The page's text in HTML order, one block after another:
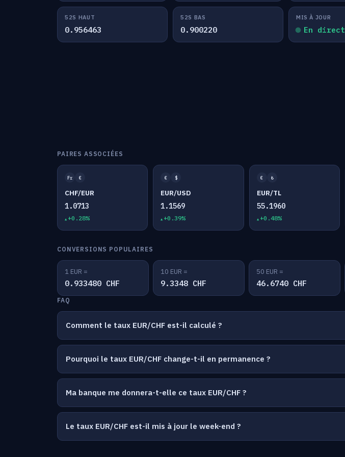
52S HAUT
0.956463
52S BAS
0.900220
MIS À JOUR
En direct
PAIRES ASSOCIÉES
Fr €
CHF/EUR
1.0713
+0.28%
€ $
EUR/USD
1.1569
+0.39%
€ ₺
EUR/TL
55.1960
+0.48%
CONVERSIONS POPULAIRES
1 EUR =
0.933480 CHF
10 EUR =
9.3348 CHF
50 EUR =
46.6740 CHF
FAQ
Comment le taux EUR/CHF est-il calculé ?
Pourquoi le taux EUR/CHF change-t-il en permanence ?
Ma banque me donnera-t-elle ce taux EUR/CHF ?
Le taux EUR/CHF est-il mis à jour le week-end ?